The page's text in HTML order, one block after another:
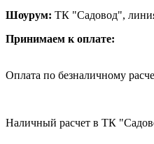
Шоурум: ТК "Садовод",
Принимаем к оплате:
Оплата по безналичному
Наличный расчет в ТК